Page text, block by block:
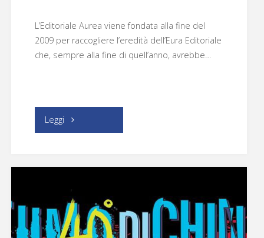
L’Editoriale Aurea viene fondata alla fine del
2009 per raccogliere l’eredità dell’Eura Editoriale
che, sempre alla fine di quell’anno, avrebbe…
Leggi "Editoriale